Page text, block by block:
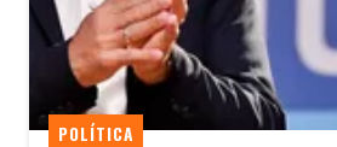
POLÍTICA